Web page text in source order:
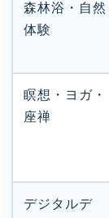
森林浴・自然
体験
瞑想・ヨガ・
座禅
デジタルデ